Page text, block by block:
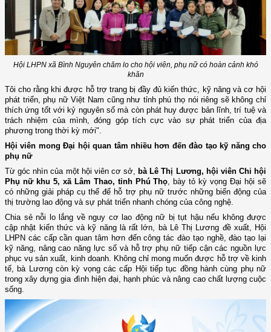
Hội LHPN xã Bình Nguyên chăm lo cho hội viên, phụ nữ có hoàn cảnh khó
khăn
Tôi cho rằng khi được hỗ trợ trang bị đầy đủ kiến thức, kỹ năng và cơ hội
phát triển, phụ nữ Việt Nam cũng như tỉnh phú thọ nói riêng sẽ không chỉ
thích ứng tốt với kỷ nguyên số mà còn phát huy được bản lĩnh, trí tuệ và
trách nhiệm của mình, đóng góp tích cực vào sự phát triển của địa
phương trong thời kỳ mới".
Hội viên mong Đại hội quan tâm nhiều hơn đến đào tạo kỹ năng cho
phụ nữ
Từ góc nhìn của một hội viên cơ sở, bà Lê Thị Lương, hội viên Chi hội
Phụ nữ khu 5, xã Lâm Thao, tỉnh Phú Thọ, bày tỏ kỳ vọng Đại hội sẽ
có những giải pháp cụ thể để hỗ trợ phụ nữ trước những biến động của
thị trường lao động và sự phát triển nhanh chóng của công nghệ.
Chia sẻ nỗi lo lắng về nguy cơ lao động nữ bị tụt hậu nếu không được
cập nhật kiến thức và kỹ năng là rất lớn, bà Lê Thị Lương đề xuất, Hội
LHPN các cấp cần quan tâm hơn đến công tác đào tạo nghề, đào tạo lại
kỹ năng, nâng cao năng lực số và hỗ trợ phụ nữ tiếp cận các nguồn lực
phục vụ sản xuất, kinh doanh. Không chỉ mong muốn được hỗ trợ về kinh
tế, bà Lương còn kỳ vọng các cấp Hội tiếp tục đồng hành cùng phụ nữ
trong xây dựng gia đình hiện đại, hạnh phúc và nâng cao chất lượng cuộc
sống.